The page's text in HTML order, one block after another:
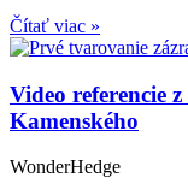
Čítať viac »
Video referencie
Kamenského
WonderHedge